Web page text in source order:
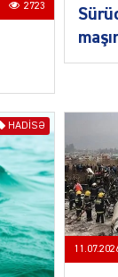
ŞOU-
2723
HADISƏ